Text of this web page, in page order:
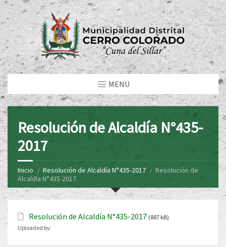
MENU
Resolución de Alcaldía N°435-
2017
Inicio Resolución de Alcaldía N°435-2017
Resolución de
Alcaldía N°435-2017
Resolución de Alcaldía N°435-2017 (887 kB)
Uploaded by: